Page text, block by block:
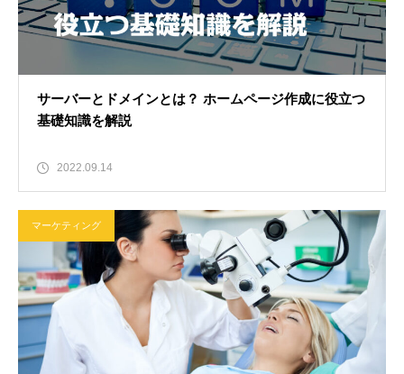
サーバーとドメインとは？ ホームページ作成に役立つ
基礎知識を解説
2022.09.14
マーケティング